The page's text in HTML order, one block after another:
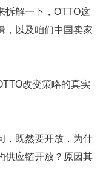
拆解一下，OTTO这
，以及咱们中国卖家
改变策略的真实
既然要开放，为什
供应链开放？原因其